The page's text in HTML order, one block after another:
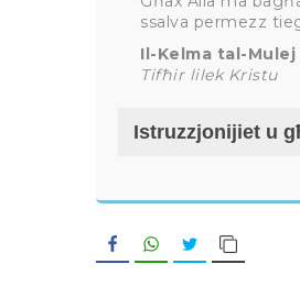
ssalva permezz
Il-Kelma tal-Mulej
Tifħir lilek Kristu
Istruzzjonijiet u
FacebookWhatsApp
Twitter